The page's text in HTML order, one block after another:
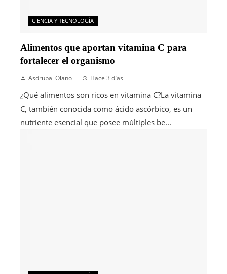
CIENCIA Y TECNOLOGÍA
Alimentos que aportan vitamina C para
fortalecer el organismo
Asdrubal Olano Hace 3 días
¿Qué alimentos son ricos en vitamina C?La vitamina
C, también conocida como ácido ascórbico, es un
nutriente esencial que posee múltiples be...